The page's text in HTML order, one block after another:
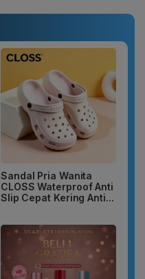
Sandal Pria Wanita
CLOSS Waterproof Anti
Slip Cepat Kering Anti...